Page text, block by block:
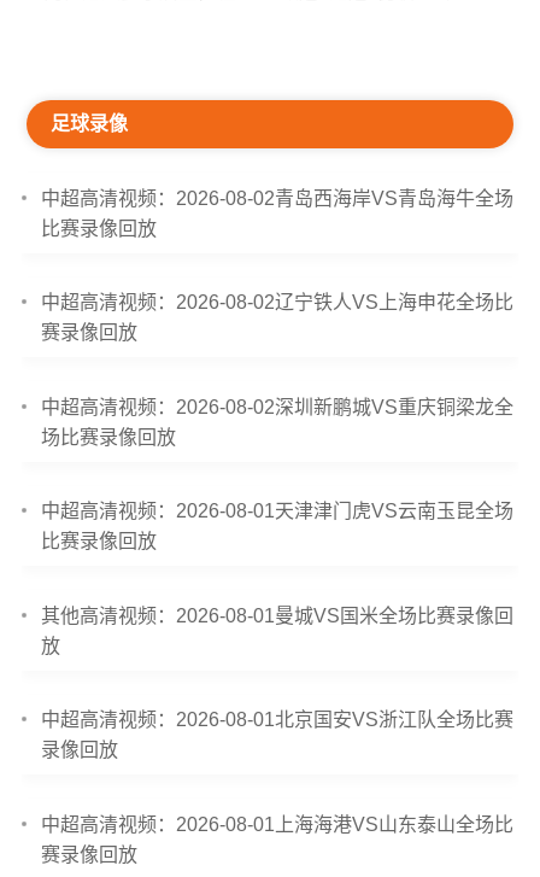
足球录像
中超高清视频：2026-08-02青岛西海岸VS青岛海牛全场
比赛录像回放
中超高清视频：2026-08-02辽宁铁人VS上海申花全场比
赛录像回放
中超高清视频：2026-08-02深圳新鹏城VS重庆铜梁龙全
场比赛录像回放
中超高清视频：2026-08-01天津津门虎VS云南玉昆全场
比赛录像回放
其他高清视频：2026-08-01曼城VS国米全场比赛录像回
放
中超高清视频：2026-08-01北京国安VS浙江队全场比赛
录像回放
中超高清视频：2026-08-01上海海港VS山东泰山全场比
赛录像回放